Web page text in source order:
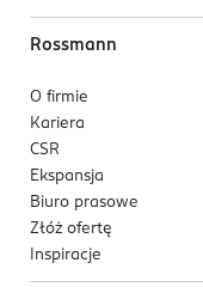
Rossmann
O firmie
Kariera
CSR
Ekspansja
Biuro prasowe
Złóż ofertę
Inspiracje